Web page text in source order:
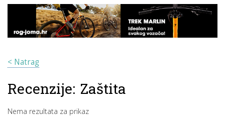
< Natrag
Recenzije: Zaštita
Nema rezultata za prikaz